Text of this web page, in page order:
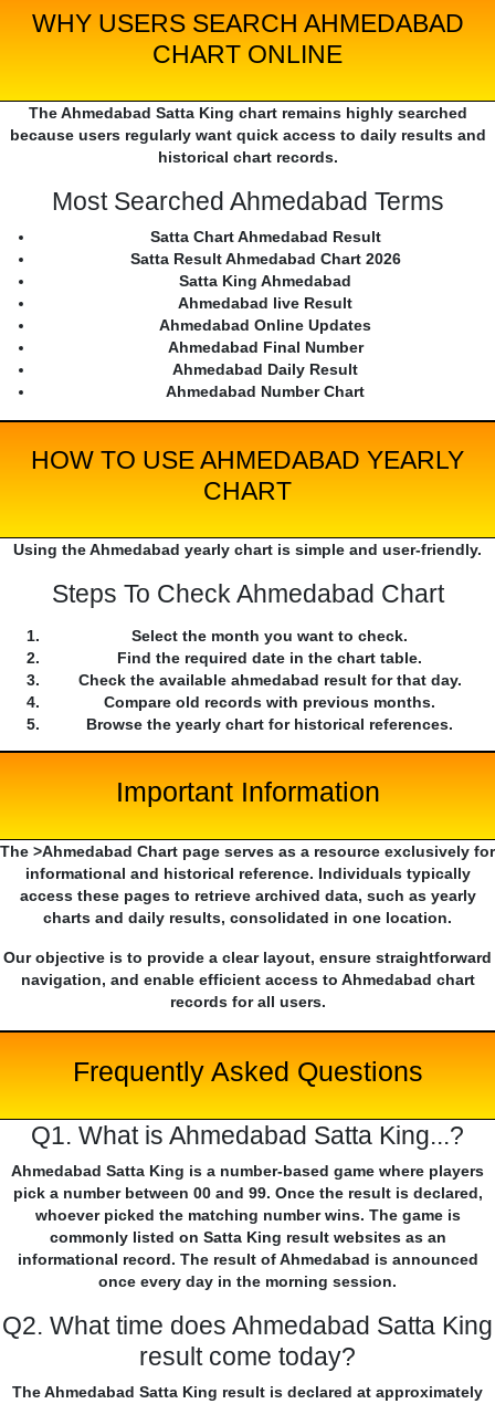
WHY USERS SEARCH AHMEDABAD
CHART ONLINE
The Ahmedabad Satta King chart remains highly searched
because users regularly want quick access to daily results and
historical chart records.
Most Searched Ahmedabad Terms
Satta Chart Ahmedabad Result
Satta Result Ahmedabad Chart 2026
Satta King Ahmedabad
Ahmedabad live Result
Ahmedabad Online Updates
Ahmedabad Final Number
Ahmedabad Daily Result
Ahmedabad Number Chart
HOW TO USE AHMEDABAD YEARLY
CHART
Using the Ahmedabad yearly chart is simple and user-friendly.
Steps To Check Ahmedabad Chart
Select the month you want to check.
Find the required date in the chart table.
Check the available ahmedabad result for that day.
Compare old records with previous months.
Browse the yearly chart for historical references.
Important Information
The >Ahmedabad Chart page serves as a resource exclusively for
informational and historical reference. Individuals typically
access these pages to retrieve archived data, such as yearly
charts and daily results, consolidated in one location.
Our objective is to provide a clear layout, ensure straightforward
navigation, and enable efficient access to Ahmedabad chart
records for all users.
Frequently Asked Questions
Q1. What is Ahmedabad Satta King...?
Ahmedabad Satta King is a number-based game where players
pick a number between 00 and 99. Once the result is declared,
whoever picked the matching number wins. The game is
commonly listed on Satta King result websites as an
informational record. The result of Ahmedabad is announced
once every day in the morning session.
Q2. What time does Ahmedabad Satta King
result come today?
The Ahmedabad Satta King result is declared at approximately